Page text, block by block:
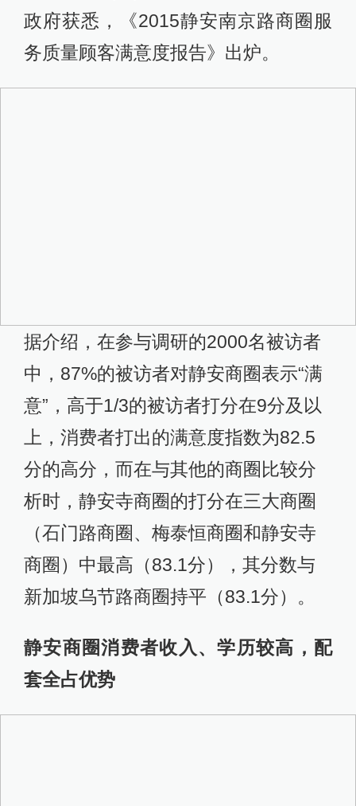
政府获悉，《2015静安南京路商圈服
务质量顾客满意度报告》出炉。
据介绍，在参与调研的2000名被访者
中，87%的被访者对静安商圈表示“满
意”，高于1/3的被访者打分在9分及以
上，消费者打出的满意度指数为82.5
分的高分，而在与其他的商圈比较分
析时，静安寺商圈的打分在三大商圈
（石门路商圈、梅泰恒商圈和静安寺
商圈）中最高（83.1分），其分数与
新加坡乌节路商圈持平（83.1分）。
静安商圈消费者收入、学历较高，配
套全占优势